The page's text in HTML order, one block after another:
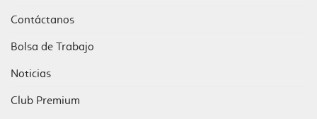
Contáctanos
Bolsa de Trabajo
Noticias
Club Premium